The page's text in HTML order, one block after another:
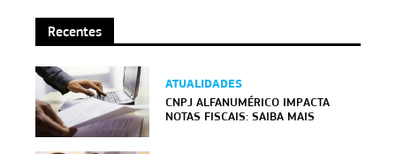
Recentes
ATUALIDADES
CNPJ ALFANUMÉRICO IMPACTA
NOTAS FISCAIS: SAIBA MAIS